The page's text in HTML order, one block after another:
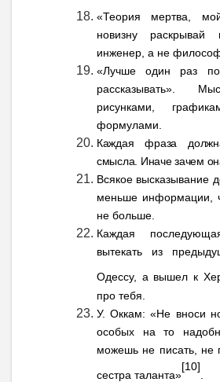
«Теория мертва,
новизну
инженер, а не
«Лучше один раз
рассказывать».
рисунками,
формулами.
Каждая фраза
смысла. Иначе зачем
Всякое высказывание
меньше информации,
не больше.
Каждая
вытекать из
Одессу, а вышел к
про тебя.
У. Оккам: «Не вноси
особых на то
можешь не писать, не
сестра таланта»
[10]